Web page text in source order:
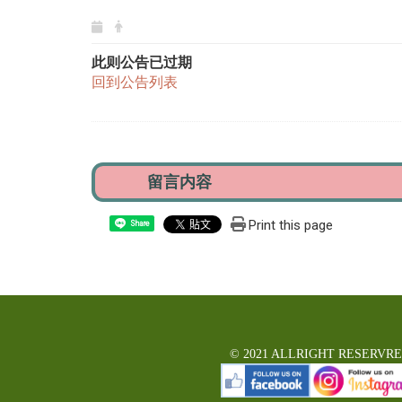
此则公告已过期
回到公告列表
Share Print this page
© 2021 ALLRIGHT